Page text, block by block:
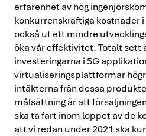
erfarenhet av hög
konkurrenskraftiga kostnader
också ut ett mindre
öka vår effektivitet.Totalt sett
investeringarna i 5G
virtualiseringsplattformar
intäkterna från dessa
målsättning är att
ska ta fart inom loppet av de
att vi redan under 2021 ska